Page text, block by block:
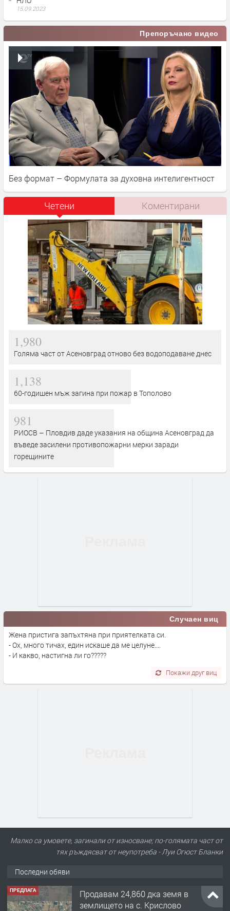
15.09.2023
Препоръчано видео
Без формат – Формулата за духовна интелигентност
Четени Коментирани
1,980
Голяма част от Асеновград отново без водоподаване днес
1,138
60-годишен мъж загина при пожар в Тополово
981
РИОСВ – Пловдив даде указания на община Асеновград да
въведе засилени противопожарни мерки заради
горещините
Случаен виц
Жена пристига запъхтяна при приятелката си.
- Ох, много тичах, един искаше да ме целуне....
- И какво, настигна ли го?????
Покажи друг виц
Малко са умовете, загинали от износване; по-голямата част от
тях ръждясват от неупотреба - Луи Огюст Бланки
Последни обяви
ПРЕДЛАГА
Продавам 24,860 дка земя в
землището на с. Крислово